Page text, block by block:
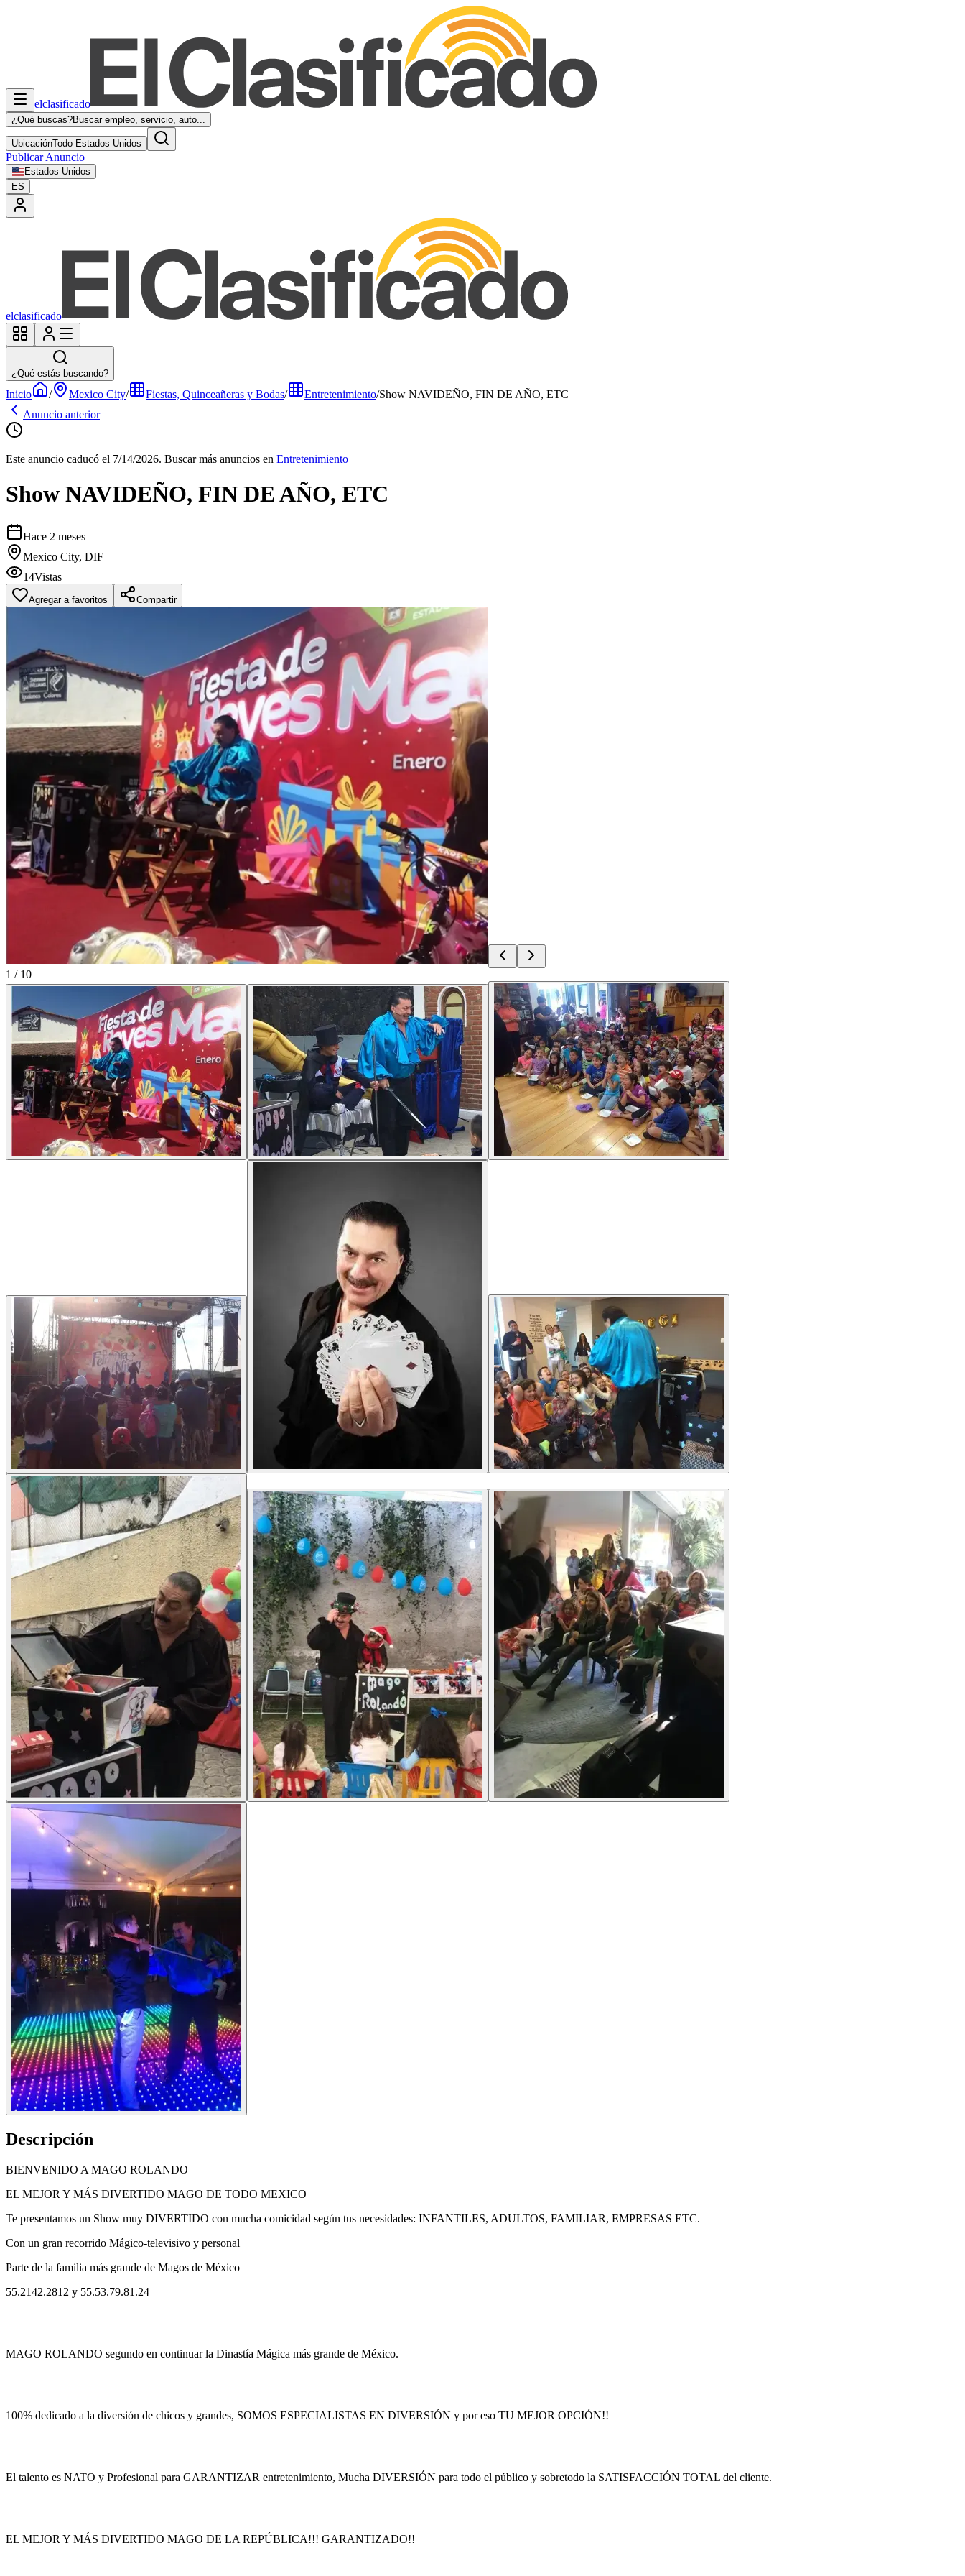
elclasificado
¿Qué buscas?Buscar empleo, servicio, auto...
UbicaciónTodo Estados Unidos
Publicar Anuncio
Estados Unidos
ES
elclasificado
¿Qué estás buscando?
Inicio / Mexico City/ Fiestas, Quinceañeras y Bodas/ Entretenimiento/Show NAVIDEÑO, FIN DE AÑO, ETC
Anuncio anterior
Este anuncio caducó el 7/14/2026. Buscar más anuncios en Entretenimiento
Show NAVIDEÑO, FIN DE AÑO, ETC
Hace 2 meses
Mexico City, DIF
14Vistas
Agregar a favoritos Compartir
1 / 10
Descripción
BIENVENIDO A MAGO ROLANDO
EL MEJOR Y MÁS DIVERTIDO MAGO DE TODO MEXICO
Te presentamos un Show muy DIVERTIDO con mucha comicidad según tus necesidades: INFANTILES, ADULTOS, FAMILIAR, EMPRESAS ETC.
Con un gran recorrido Mágico-televisivo y personal
Parte de la familia más grande de Magos de México
55.2142.2812 y 55.53.79.81.24
MAGO ROLANDO segundo en continuar la Dinastía Mágica más grande de México.
100% dedicado a la diversión de chicos y grandes, SOMOS ESPECIALISTAS EN DIVERSIÓN y por eso TU MEJOR OPCIÓN!!
El talento es NATO y Profesional para GARANTIZAR entretenimiento, Mucha DIVERSIÓN para todo el público y sobretodo la SATISFACCIÓN TOTAL del cliente.
EL MEJOR Y MÁS DIVERTIDO MAGO DE LA REPÚBLICA!!! GARANTIZADO!!